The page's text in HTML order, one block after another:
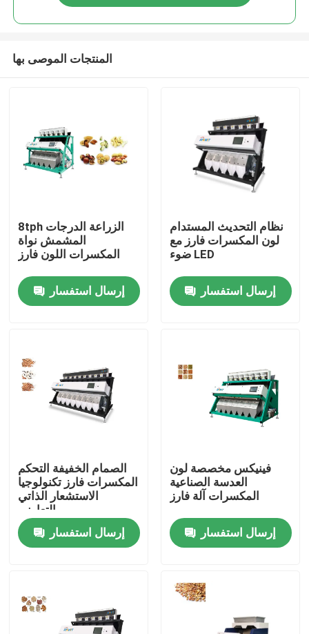
منزل
حول بنا
المنتجات
فارز لون الأرز
فارز لون القمح
فارز لون الكاجو
فارز لون حبوب البن
المنتجات الموصى بها
8tph الزراعة الدرجات
المشمش نواة
المكسرات اللون فارز
إرسال استفسار
نظام التحديث المستدام
لون المكسرات فارز مع
ضوء LED
إرسال استفسار
الصمام الخفيفة التحكم
المكسرات فارز تكنولوجيا
الاستشعار الذاتي
التعاوني
إرسال استفسار
فينيكس مخصصة لون
العدسة الصناعية
المكسرات آلة فارز
إرسال استفسار